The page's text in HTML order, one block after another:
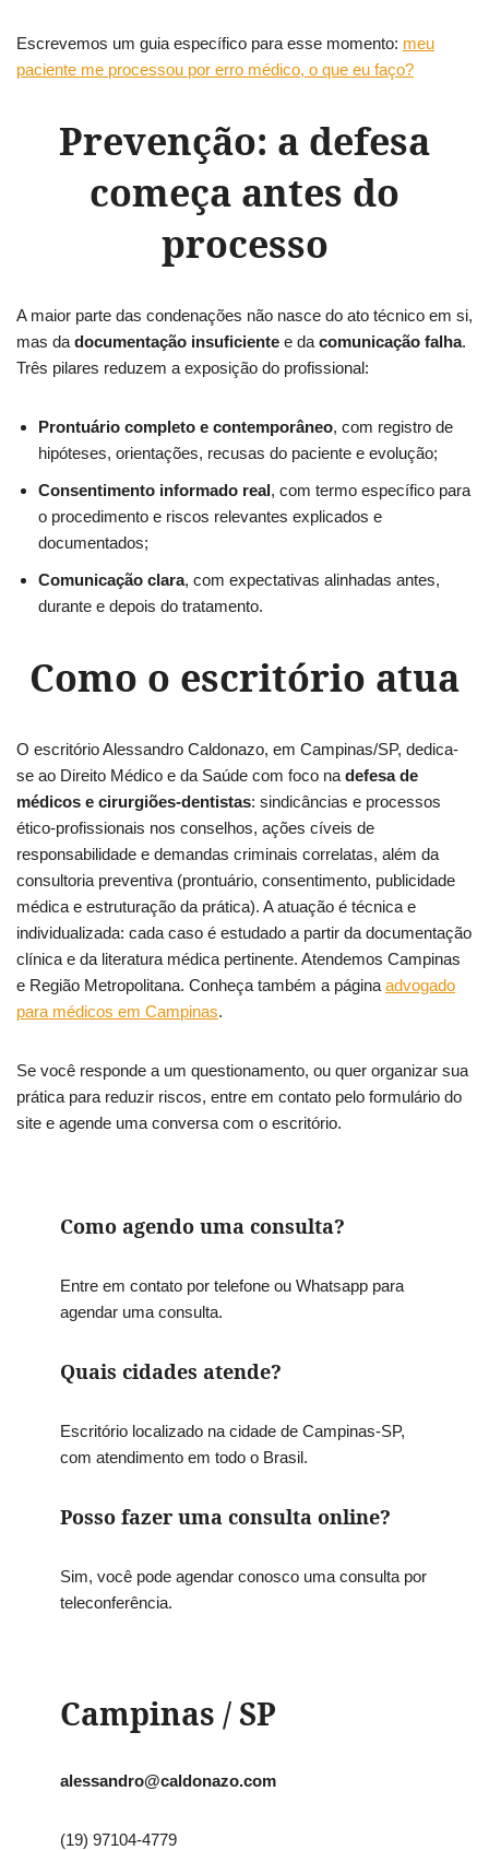
Escrevemos um guia específico para esse momento: meu
paciente me processou por erro médico, o que eu faço?
Prevenção: a defesa
começa antes do
processo
A maior parte das condenações não nasce do ato técnico em si,
mas da documentação insuficiente e da comunicação falha.
Três pilares reduzem a exposição do profissional:
Prontuário completo e contemporâneo, com registro de
hipóteses, orientações, recusas do paciente e evolução;
Consentimento informado real, com termo específico para
o procedimento e riscos relevantes explicados e
documentados;
Comunicação clara, com expectativas alinhadas antes,
durante e depois do tratamento.
Como o escritório atua
O escritório Alessandro Caldonazo, em Campinas/SP, dedica-
se ao Direito Médico e da Saúde com foco na defesa de
médicos e cirurgiões-dentistas: sindicâncias e processos
ético-profissionais nos conselhos, ações cíveis de
responsabilidade e demandas criminais correlatas, além da
consultoria preventiva (prontuário, consentimento, publicidade
médica e estruturação da prática). A atuação é técnica e
individualizada: cada caso é estudado a partir da documentação
clínica e da literatura médica pertinente. Atendemos Campinas
e Região Metropolitana. Conheça também a página advogado
para médicos em Campinas.
Se você responde a um questionamento, ou quer organizar sua
prática para reduzir riscos, entre em contato pelo formulário do
site e agende uma conversa com o escritório.
Como agendo uma consulta?
Entre em contato por telefone ou Whatsapp para
agendar uma consulta.
Quais cidades atende?
Escritório localizado na cidade de Campinas-SP,
com atendimento em todo o Brasil.
Posso fazer uma consulta online?
Sim, você pode agendar conosco uma consulta por
teleconferência.
Campinas / SP
alessandro@caldonazo.com
(19) 97104-4779​